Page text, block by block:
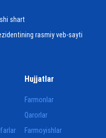
shart
rasmiy veb-sayti
Hujjatlar
Farmonlar
Qarorlar
Farmoyishlar